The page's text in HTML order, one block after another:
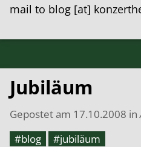
mail to blog [at]
Jubiläum
Gepostet am 17.10.2008 in
#blog
#jubiläum